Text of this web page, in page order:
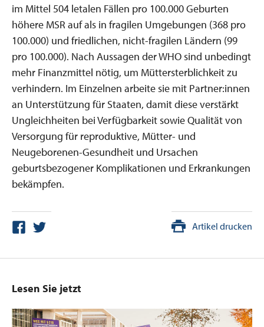
im Mittel 504 letalen Fällen pro 100.000 Geburten
höhere MSR auf als in fragilen Umgebungen (368 pro
100.000) und friedlichen, nicht-fragilen Ländern (99
pro 100.000). Nach Aussagen der WHO sind unbedingt
mehr Finanzmittel nötig, um Müttersterblichkeit zu
verhindern. Im Einzelnen arbeite sie mit Partner:innen
an Unterstützung für Staaten, damit diese verstärkt
Ungleichheiten bei Verfügbarkeit sowie Qualität von
Versorgung für reproduktive, Mütter- und
Neugeborenen-Gesundheit und Ursachen
geburtsbezogener Komplikationen und Erkrankungen
bekämpfen.
Artikel drucken
Lesen Sie jetzt